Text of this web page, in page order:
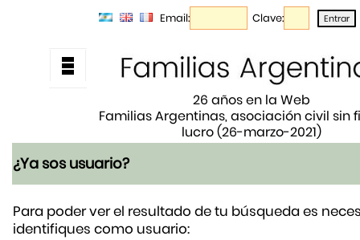
Email: Clave:
26 años en la Web
Familias Argentinas, asociación civil sin
lucro (26-marzo-2021)
¿Ya sos usuario?
Para poder ver el resultado de tu búsqueda es
identifiques como usuario: